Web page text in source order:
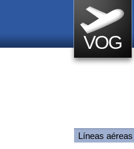
VOG
Líneas aéreas